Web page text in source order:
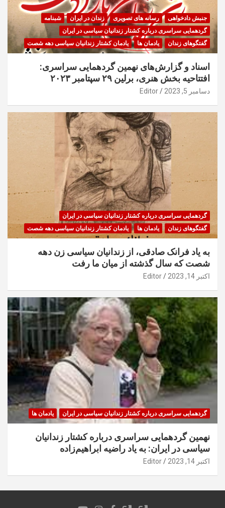
جنبش دادخواهی رسانه های تصویری زندان در ایران
شبنامه
گردهمایی سراسری درباره کشتار زندانیان سیاسی در ایران
گفتگوهای زندان
یادمان ها یادمان کشتار زندانیان سیاسی دهه شصت
اسناد و گزارش‌های نهمین گردهمایی سراسری:
افتتاحیه بخش هنری، برلین ۲۹ سپتامبر ۲۰۲۳
دسامبر 5, 2023 Editor
گردهمایی سراسری درباره کشتار زندانیان سیاسی در ایران
گفتگوهای زندان
یادمان ها یادمان کشتار زندانیان سیاسی دهه شصت
به یاد فرانک صادقی، از زندانیان سیاسی زن دهه
شصت که سال گذشته از میان ما رفت
اکتبر 14, 2023 Editor
گردهمایی سراسری درباره کشتار زندانیان سیاسی در ایران یادمان ها
نهمین گردهمایی سراسری درباره کشتار زندانیان
سیاسی در ایران: به یاد راضیه ابراهیم‌زاده
اکتبر 14, 2023 Editor